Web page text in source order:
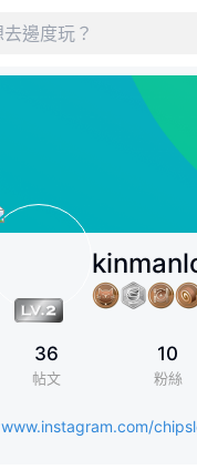
36
帖文
10
粉絲
www.instagram.com/